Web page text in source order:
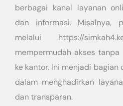
berbagai kanal layanan
dan informasi. Misalnya,
melalui https://
mempermudah akses
ke kantor. Ini menjadi bagian
dalam menghadirkan
dan transparan.